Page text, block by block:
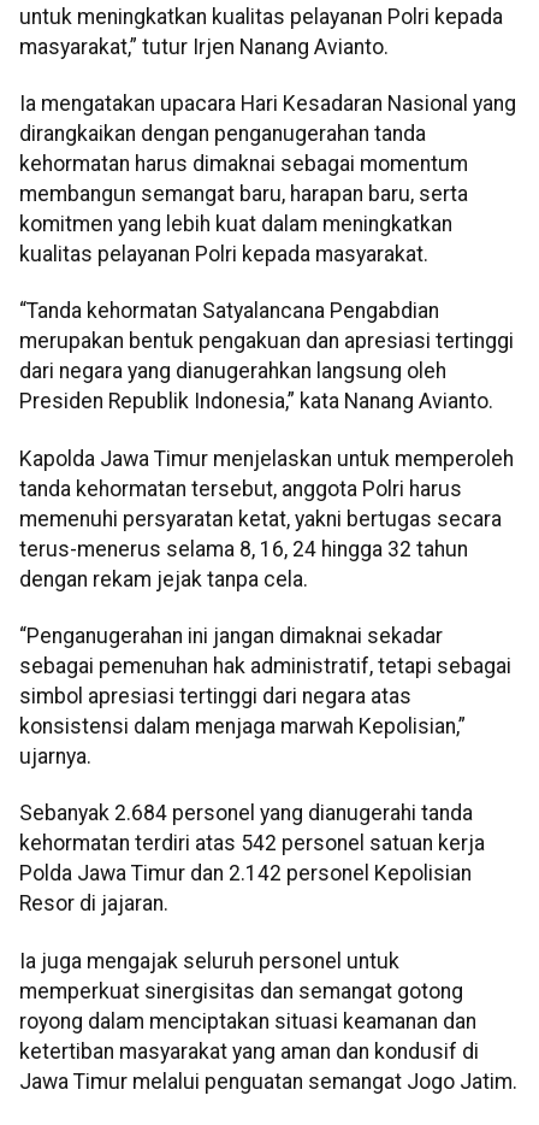
untuk meningkatkan kualitas pelayanan Polri kepada
masyarakat,” tutur Irjen Nanang Avianto.
Ia mengatakan upacara Hari Kesadaran Nasional yang
dirangkaikan dengan penganugerahan tanda
kehormatan harus dimaknai sebagai momentum
membangun semangat baru, harapan baru, serta
komitmen yang lebih kuat dalam meningkatkan
kualitas pelayanan Polri kepada masyarakat.
“Tanda kehormatan Satyalancana Pengabdian
merupakan bentuk pengakuan dan apresiasi tertinggi
dari negara yang dianugerahkan langsung oleh
Presiden Republik Indonesia,” kata Nanang Avianto.
Kapolda Jawa Timur menjelaskan untuk memperoleh
tanda kehormatan tersebut, anggota Polri harus
memenuhi persyaratan ketat, yakni bertugas secara
terus-menerus selama 8, 16, 24 hingga 32 tahun
dengan rekam jejak tanpa cela.
“Penganugerahan ini jangan dimaknai sekadar
sebagai pemenuhan hak administratif, tetapi sebagai
simbol apresiasi tertinggi dari negara atas
konsistensi dalam menjaga marwah Kepolisian,”
ujarnya.
Sebanyak 2.684 personel yang dianugerahi tanda
kehormatan terdiri atas 542 personel satuan kerja
Polda Jawa Timur dan 2.142 personel Kepolisian
Resor di jajaran.
Ia juga mengajak seluruh personel untuk
memperkuat sinergisitas dan semangat gotong
royong dalam menciptakan situasi keamanan dan
ketertiban masyarakat yang aman dan kondusif di
Jawa Timur melalui penguatan semangat Jogo Jatim.